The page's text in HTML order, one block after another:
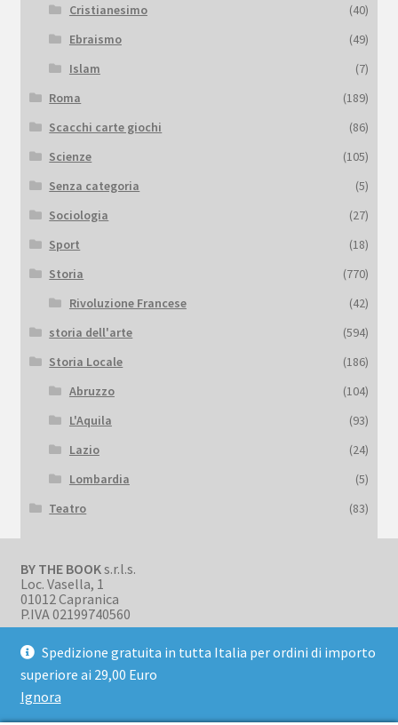
Spedizione gratuita in tutta Italia per ordini di importo
superiore ai 29,00 Euro
Ignora
Cristianesimo
(40)
Ebraismo
(49)
Islam
(7)
Roma
(189)
Scacchi carte giochi
(86)
Scienze
(105)
Senza categoria
(5)
Sociologia
(27)
Sport
(18)
Storia
(770)
Rivoluzione Francese
(42)
storia dell'arte
(594)
Storia Locale
(186)
Abruzzo
(104)
L'Aquila
(93)
Lazio
(24)
Lombardia
(5)
Teatro
(83)
BY THE BOOKs.r.l.s.
Loc. Vasella, 1
01012 Capranica
P.IVA 02199740560
© BookBark 2026
Privacy Policy
Realizzato con WooCommerce.